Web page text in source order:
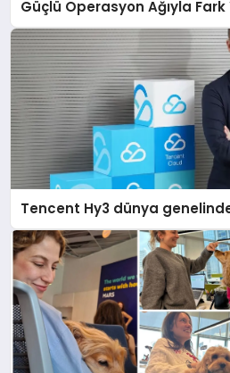
Güçlü Operasyon Ağıyla Fark
Tencent Hy3 dünya